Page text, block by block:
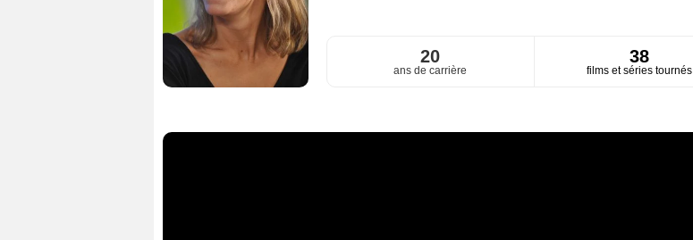
20
ans de carrière
38
films et séries tournés